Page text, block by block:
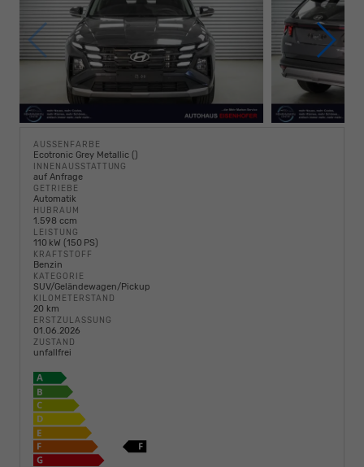
AUSSENFARBE
Ecotronic Grey Metallic ()
INNENAUSSTATTUNG
auf Anfrage
GETRIEBE
Automatik
HUBRAUM
1.598 ccm
LEISTUNG
110 kW (150 PS)
KRAFTSTOFF
Benzin
KATEGORIE
SUV/Geländewagen/Pickup
KILOMETERSTAND
20 km
ERSTZULASSUNG
01.06.2026
ZUSTAND
unfallfrei